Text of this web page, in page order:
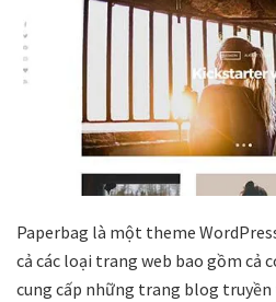
Paperbag là một theme
cả các loại trang web bao gồm cả
cung cấp những trang blog